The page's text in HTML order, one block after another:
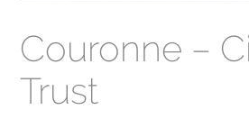
Couronne –
Trust